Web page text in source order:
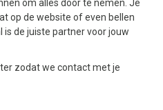
om alles door te nemen. Je
op de website of even bellen
is de juiste partner voor jouw
zodat we contact met je